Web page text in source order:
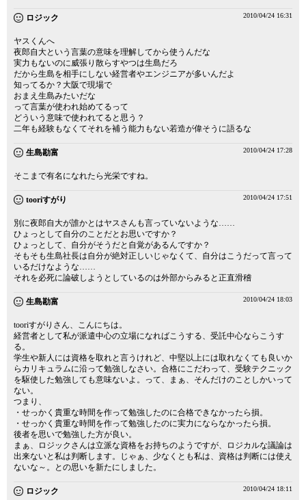
ロジック 2010/04/24 16:31
ヤスくんへ
夜郎自大という言葉の意味を理解してから使うんだな
実力もないのに威張り散らすやつは生島だろ
だから生島を相手にしない経営者やエンジニアが多いんだよ
知ってるか？大阪で現場で
おまえ生島みたいだな
って言葉が使われ始めてるって
どういう意味で使われてると思う？
二年も経験もなくてそれを補う能力もない若造が偉そうに語るな
生島勘富 2010/04/24 17:28
そこまで有名になれたら光栄ですね。
tooriすがり 2010/04/24 17:51
別に夜郎自大が誰かとはヤスさんも言っていないような……
ひょっとして自分のことだとお思いですか？
ひょっとして、自分がそうだと自覚があるんですか？
そもそも生島社長は自分が絶対正しいじゃなくて、自分はこうだって言って
いるだけなような……
それを必死に論破しようとしているのは外部からみると正直滑稽
生島勘富 2010/04/24 18:03
tooriすがりさん、こんにちは。
経営者として私が派遣中心の立場になればこうする、受託中心ならこうす
る。
学生や新人には資格を取れと言うけれど、中堅以上には取れなくても良いか
らカリキュラムに沿って勉強しなさい。合格にこだわって、受験テクニック
を駆使した勉強しても意味ないよ。って、まぁ、そんだけのことしかいって
ない。
つまり、
・せっかく貴重な時間を作って勉強したのに合格できなかったら損。
・せっかく貴重な時間を作って勉強したのに実力にならなかったら損。
後者を思いで勉強した方が良い。
まぁ、ロジックさんは立派な資格をお持ちのようですが、ロジカルな議論は
出来ないと私は判断します。じゃぁ、少なくとも私は、資格は判断には使え
ないな～。との思いを新たにしました。
ロジック 2010/04/24 18:11